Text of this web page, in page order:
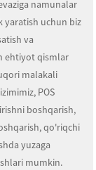
namunalar
yaratish uchun biz
va
ehtiyot qismlar
malakali
POS
boshqarish,
qo'riqchi
yuzaga
mumkin.